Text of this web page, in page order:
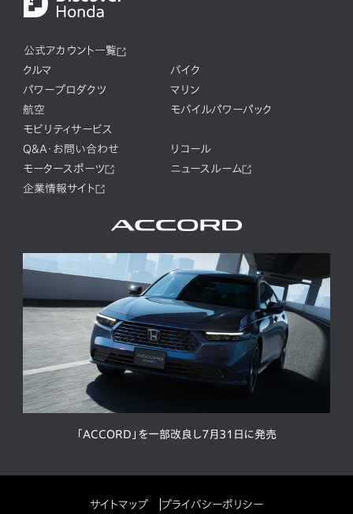
公式アカウント一覧
クルマ
バイク
パワープロダクツ
マリン
航空
モバイルパワーパック
モビリティサービス
Q&A・お問い合わせ
リコール
モータースポーツ
ニュースルーム
企業情報サイト
「ACCORD」を一部改良し7月31日に発売
サイトマップ プライバシーポリシー